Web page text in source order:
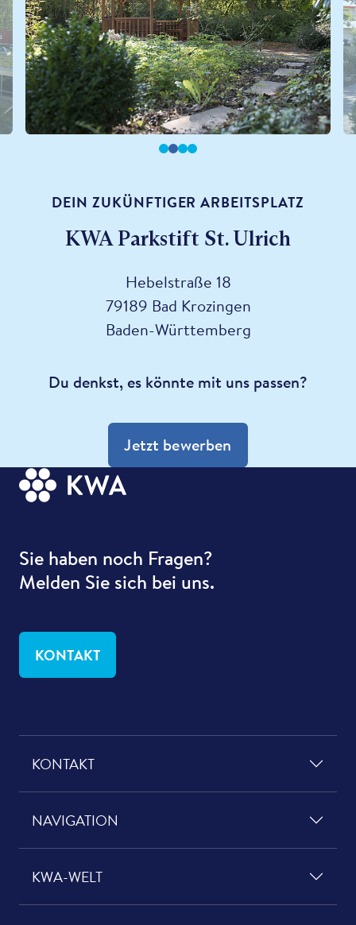
DEIN ZUKÜNFTIGER ARBEITSPLATZ
KWA Parkstift St. Ulrich
Hebelstraße 18
79189 Bad Krozingen
Baden-Württemberg
Du denkst, es könnte mit uns passen?
Jetzt bewerben
Sie haben noch Fragen?
Melden Sie sich bei uns.
KONTAKT
KONTAKT
NAVIGATION
KWA-WELT